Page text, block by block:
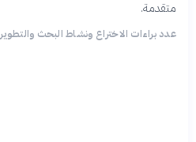
متقدمة.
عدد براءات الاختراع ونشاط البحث والتطوير